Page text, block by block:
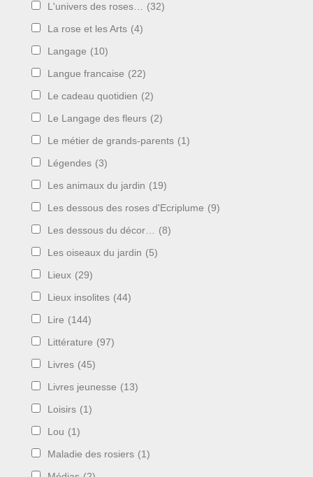
L'univers des roses… (32)
La rose et les Arts (4)
Langage (10)
Langue francaise (22)
Le cadeau quotidien (2)
Le Langage des fleurs (2)
Le métier de grands-parents (1)
Légendes (3)
Les animaux du jardin (19)
Les dessous des roses d'Ecriplume (9)
Les dessous du décor… (8)
Les oiseaux du jardin (5)
Lieux (29)
Lieux insolites (44)
Lire (144)
Littérature (97)
Livres (45)
Livres jeunesse (13)
Loisirs (1)
Lou (1)
Maladie des rosiers (1)